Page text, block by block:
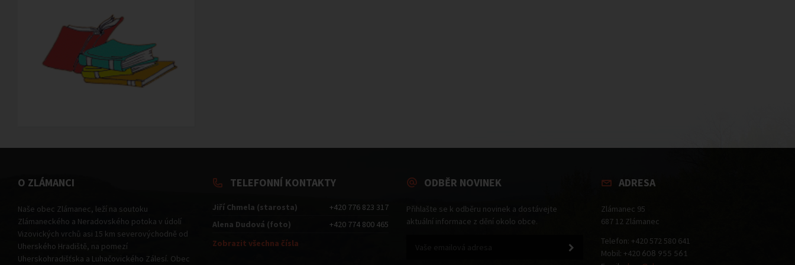
O ZLÁMANCI
Naše obec Zlámanec, leží na soutoku
Zlámaneckého a Neradovského potoka v údolí
Vizovických vrchů asi 15 km severovýchodně od
Uherského Hradiště, na pomezí
Uherskohradišťska a Luhačovického Zálesí. Obec
TELEFONNÍ KONTAKTY
Jiří Chmela (starosta)
+420 776 823 317
Alena Dudová (foto)
+420 774 800 465
Zobrazit všechna čísla
ODBĚR NOVINEK
Přihlašte se k odběru novinek a dostávejte
aktuální informace z dění okolo obce.
ADRESA
Zlámanec 95
687 12 Zlámanec
Telefon: +420 572 580 641
Mobil: +420 608 955 561